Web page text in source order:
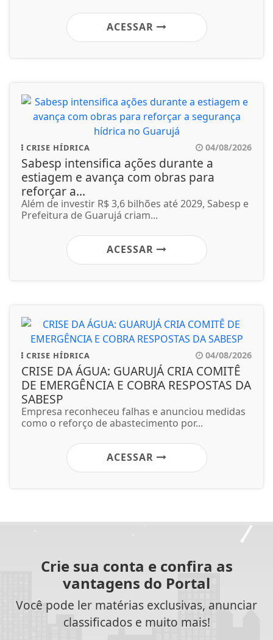
ACESSAR
CRISE HÍDRICA 04/08/2026
Sabesp intensifica ações durante a
estiagem e avança com obras para
reforçar a...
Além de investir R$ 3,6 bilhões até 2029, Sabesp e
Prefeitura de Guarujá criam...
ACESSAR
CRISE HÍDRICA 04/08/2026
CRISE DA ÁGUA: GUARUJÁ CRIA COMITÊ
DE EMERGÊNCIA E COBRA RESPOSTAS DA
SABESP
Empresa reconheceu falhas e anunciou medidas
como o reforço de abastecimento por...
ACESSAR
Crie sua conta e confira as
vantagens do Portal
Você pode ler matérias exclusivas, anunciar
classificados e muito mais!